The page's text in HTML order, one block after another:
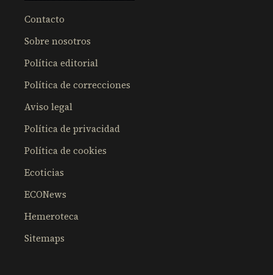
Contacto
Sobre nosotros
Política editorial
Política de correcciones
Aviso legal
Política de privacidad
Política de cookies
Ecoticias
ECONews
Hemeroteca
Sitemaps